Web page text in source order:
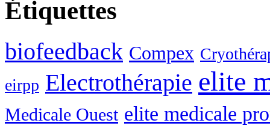
Étiquettes
biofeedback Compex
eirpp Electrothérapie elite
Medicale Ouest elite medicale